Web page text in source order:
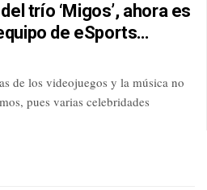
trío ‘Migos’, ahora es
de eSports…
de los videojuegos y la música no
pues varias celebridades